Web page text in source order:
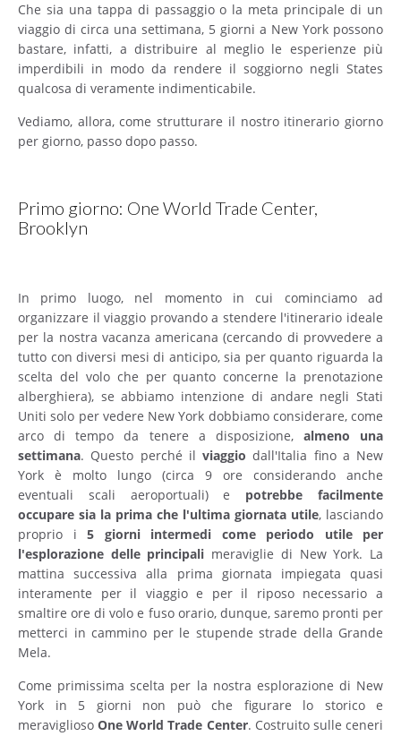
Che sia una tappa di passaggio o la meta principale di un
viaggio di circa una settimana, 5 giorni a New York possono
bastare, infatti, a distribuire al meglio le esperienze più
imperdibili in modo da rendere il soggiorno negli States
qualcosa di veramente indimenticabile.
Vediamo, allora, come strutturare il nostro itinerario giorno
per giorno, passo dopo passo.
Primo giorno: One World Trade Center,
Brooklyn
In primo luogo, nel momento in cui cominciamo ad
organizzare il viaggio provando a stendere l'itinerario ideale
per la nostra vacanza americana (cercando di provvedere a
tutto con diversi mesi di anticipo, sia per quanto riguarda la
scelta del volo che per quanto concerne la prenotazione
alberghiera), se abbiamo intenzione di andare negli Stati
Uniti solo per vedere New York dobbiamo considerare, come
arco di tempo da tenere a disposizione, almeno una
settimana. Questo perché il viaggio dall'Italia fino a New
York è molto lungo (circa 9 ore considerando anche
eventuali scali aeroportuali) e potrebbe facilmente
occupare sia la prima che l'ultima giornata utile, lasciando
proprio i 5 giorni intermedi come periodo utile per
l'esplorazione delle principali meraviglie di New York. La
mattina successiva alla prima giornata impiegata quasi
interamente per il viaggio e per il riposo necessario a
smaltire ore di volo e fuso orario, dunque, saremo pronti per
metterci in cammino per le stupende strade della Grande
Mela.
Come primissima scelta per la nostra esplorazione di New
York in 5 giorni non può che figurare lo storico e
meravigliosoOne World Trade Center. Costruito sulle ceneri